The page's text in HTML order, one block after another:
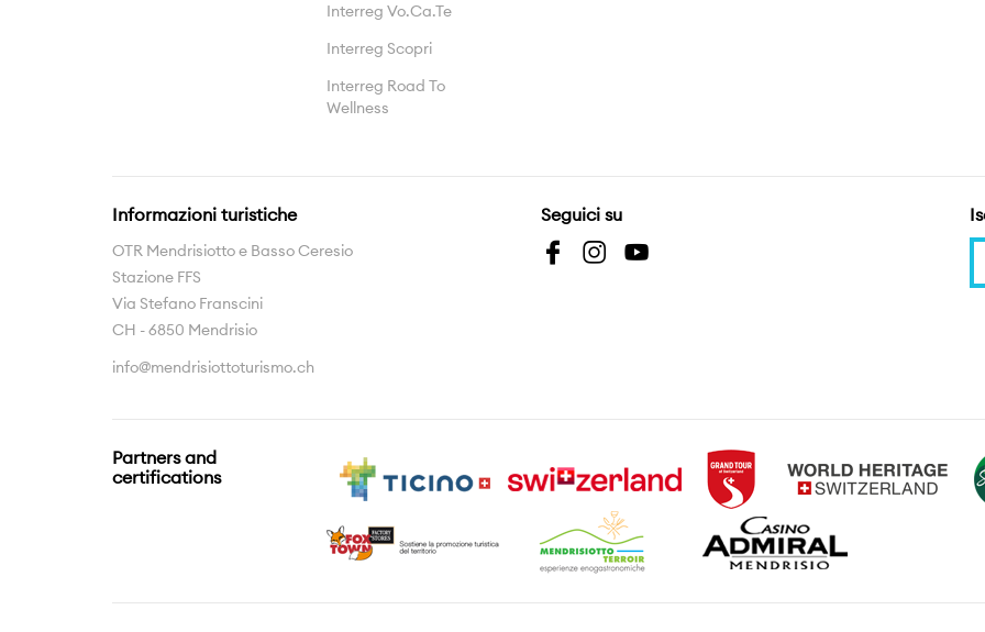
Interreg Vo.Ca.Te
Interreg Scopri
Interreg Road To
Wellness
Informazioni turistiche
OTR Mendrisiotto e Basso Ceresio
Stazione FFS
Via Stefano Franscini
CH - 6850 Mendrisio
info@mendrisiottoturismo.ch
Seguici su
Partners and
certifications